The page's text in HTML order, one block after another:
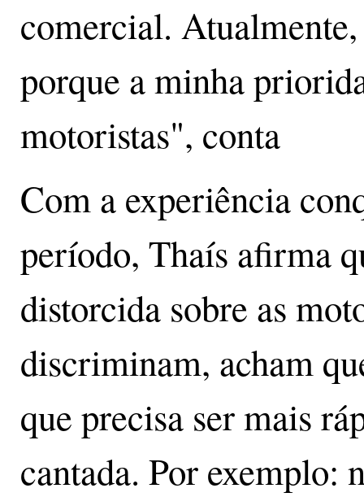
comercial.
porque a minha
motoristas", conta
Com a experiência
período, Thaís afirma
distorcida sobre as
discriminam, acham
que precisa ser mais
cantada. Por exemplo: